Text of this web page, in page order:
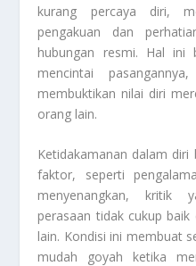
kurang percaya diri,
pengakuan dan
hubungan resmi. Hal ini
mencintai
membuktikan nilai diri
orang lain.
Ketidakamanan dalam
faktor, seperti
menyenangkan, kritik
perasaan tidak cukup
lain. Kondisi ini membuat
mudah goyah ketika